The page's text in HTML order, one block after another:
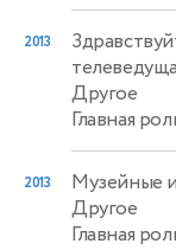
2013
Другое
Главная
2013 Музейные
Другое
Главная